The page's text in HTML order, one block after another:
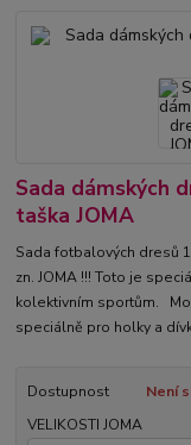
Sada dámských
taška JOMA
Sada fotbalových dresů
zn. JOMA !!! Toto je
kolektivním sportům.
speciálně pro holky a
Dostupnost
Není
VELIKOSTI JOMA